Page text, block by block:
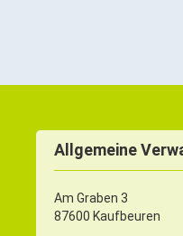
Allgemeine
Am Graben 3
87600 Kaufbeuren